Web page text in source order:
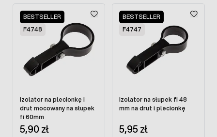
BESTSELLER
F4748
Izolator na plecionkę i
drut mocowany na słupek
fi 60mm
5,90 zł
BESTSELLER
F4747
Izolator na słupek fi 48
mm na drut i plecionkę
5,95 zł